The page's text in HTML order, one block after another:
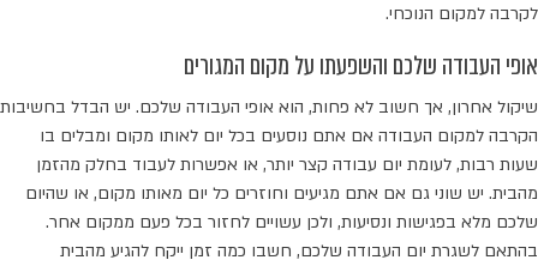
לקרבה למקום הנוכחי.
אופי העבודה שלכם והשפעתו על מקום המגורים
שיקול אחרון, אך חשוב לא פחות, הוא אופי העבודה שלכם. יש הבדל בחשיבות
הקרבה למקום העבודה אם אתם נוסעים בכל יום לאותו מקום ומבלים בו
שעות רבות, לעומת יום עבודה קצר יותר, או אפשרות לעבוד בחלק מהזמן
מהבית. יש שוני גם אם אתם מגיעים וחוזרים כל יום מאותו מקום, או שהיום
שלכם מלא בפגישות ונסיעות, ולכן עשויים לחזור בכל פעם ממקום אחר.
בהתאם לשגרת יום העבודה שלכם, חשבו כמה זמן ייקח להגיע מהבית